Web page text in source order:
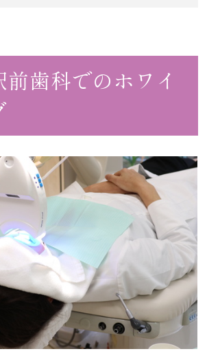
歯科でのホワイ